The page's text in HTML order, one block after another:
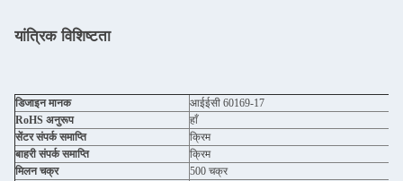
यांत्रिक विशिष्टता
डिजाइन मानक
आईईसी 60169-17
RoHS अनुरूप
हाँ
सेंटर संपर्क समाप्ति
क्रिम
बाहरी संपर्क समाप्ति
क्रिम
मिलन चक्र
500 चक्र